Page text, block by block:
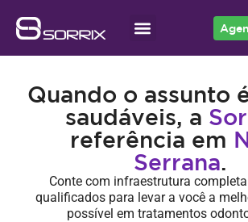
Quando o assunto
saudáveis, a
referência em
Serrana.
Conte com infraestrutura
qualificados para levar a você a
possível em tratamentos